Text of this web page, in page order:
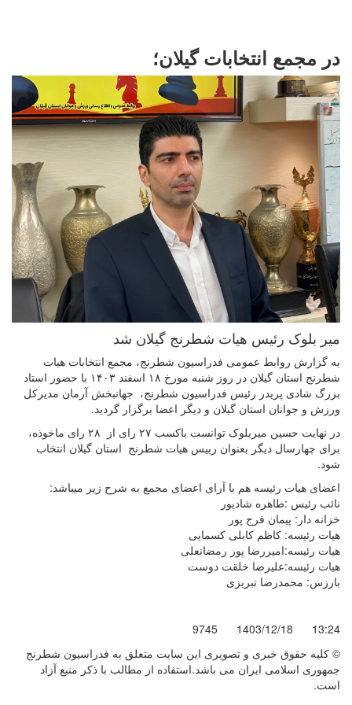
در مجمع انتخابات گیلان؛
میر بلوک رئیس هیات شطرنج گیلان شد
به گزارش روابط عمومی فدراسیون شطرنج، مجمع انتخابات هیات
شطرنج استان گیلان در روز شنبه مورخ ۱۸ اسفند ۱۴۰۳ با حضور استاد
بزرگ شادی پریدر رئیس فدراسیون شطرنج، جهانبخش آرمان مدیرکل
ورزش و جوانان استان گیلان و دیگر اعضا برگزار گردید.
در نهایت حسین میربلوک توانست باکسب ۲۷ رای از ۲۸ رای ماخوذه،
برای چهارسال دیگر بعنوان رییس هیات شطرنج استان گیلان انتخاب
شود.
اعضای هیات رئیسه هم با آرای اعضای مجمع به شرح زیر میباشد:
نائب رئیس :طاهره شادپور
خزانه دار: پیمان فرج پور
هیات رئیسه: کاظم کابلی کسمایی
هیات رئیسه:امیررضا پور رمضانعلی
هیات رئیسه:علیرضا خلقت دوست
بارزس: محمدرضا تبریزی
13:24
1403/12/18
9745
© کليه حقوق خبری و تصويری اين سايت متعلق به فدراسیون شطرنج
جمهوری اسلامی ایران می باشد.استفاده از مطالب با ذكر منبع آزاد
است.